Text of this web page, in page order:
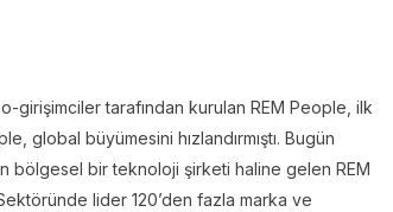
girişimciler tarafından kurulan REM People, ilk
global büyümesini hızlandırmıştı. Bugün
bölgesel bir teknoloji şirketi haline gelen REM
lider 120’den fazla marka ve